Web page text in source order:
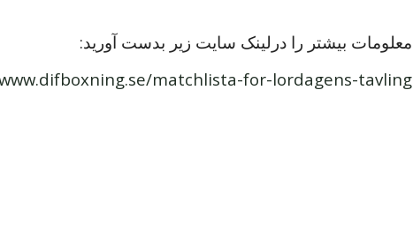
معلومات بیشتر را درلینک سایت زیر بدست آورید:
matchlista-for-lordagens-tavling/